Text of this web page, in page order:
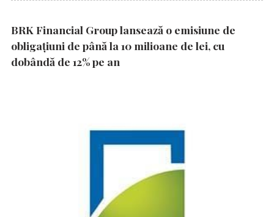
BRK Financial Group lansează o emisiune de
obligațiuni de până la 10 milioane de lei, cu
dobândă de 12% pe an